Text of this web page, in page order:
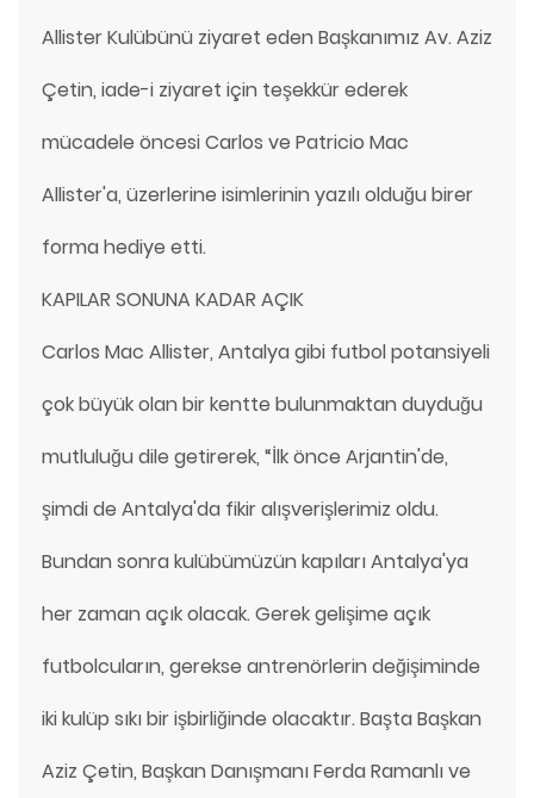
Allister Kulübünü ziyaret eden Başkanımız Av. Aziz
Çetin, iade-i ziyaret için teşekkür ederek
mücadele öncesi Carlos ve Patricio Mac
Allister'a, üzerlerine isimlerinin yazılı olduğu birer
forma hediye etti.
KAPILAR SONUNA KADAR AÇIK
Carlos Mac Allister, Antalya gibi futbol potansiyeli
çok büyük olan bir kentte bulunmaktan duyduğu
mutluluğu dile getirerek, “İlk önce Arjantin'de,
şimdi de Antalya'da fikir alışverişlerimiz oldu.
Bundan sonra kulübümüzün kapıları Antalya'ya
her zaman açık olacak. Gerek gelişime açık
futbolcuların, gerekse antrenörlerin değişiminde
iki kulüp sıkı bir işbirliğinde olacaktır. Başta Başkan
Aziz Çetin, Başkan Danışmanı Ferda Ramanlı ve